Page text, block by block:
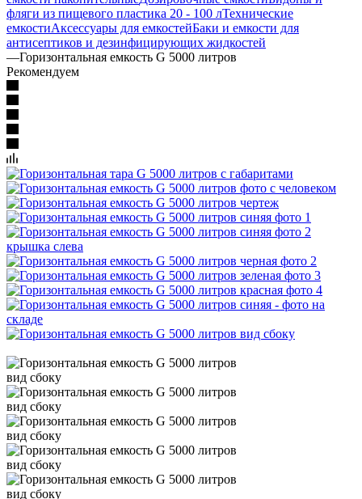
фляги из пищевого пластика 20 - 100 лТехнические
емкостиАксессуары для емкостейБаки и емкости для
антисептиков и дезинфицирующих жидкостей
—Горизонтальная емкость G 5000 литров
Рекомендуем